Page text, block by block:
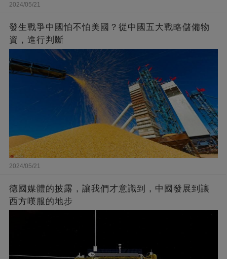
2024/05/21
發生戰爭中國怕不怕美國？從中國五大戰略儲備物
資，進行判斷
2024/05/21
德國媒體的披露，讓我們才意識到，中國發展到讓
西方嘆服的地步